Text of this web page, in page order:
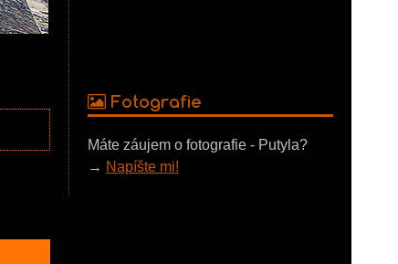
Fotografie
Máte záujem o fotografie - Putyla?
→ Napíšte mi!